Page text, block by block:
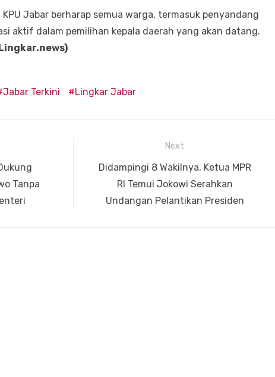
Jabar berharap semua warga, termasuk penyandang
aktif dalam pemilihan kepala daerah yang akan datang.
Jabar Terkini Lingkar Jabar
Tanpa
Next
Next
post:
Didampingi 8 Wakilnya, Ketua MPR
RI Temui Jokowi Serahkan
Undangan Pelantikan Presiden